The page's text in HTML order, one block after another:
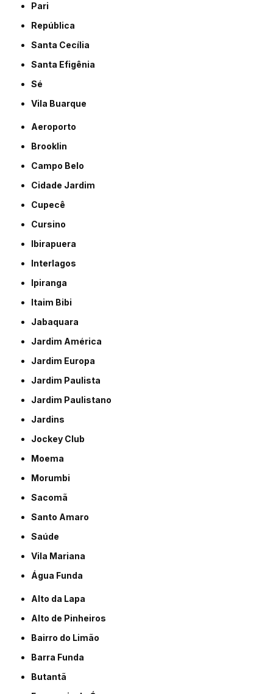
Pari
República
Santa Cecília
Santa Efigênia
Sé
Vila Buarque
Aeroporto
Brooklin
Campo Belo
Cidade Jardim
Cupecê
Cursino
Ibirapuera
Interlagos
Ipiranga
Itaim Bibi
Jabaquara
Jardim América
Jardim Europa
Jardim Paulista
Jardim Paulistano
Jardins
Jockey Club
Moema
Morumbi
Sacomã
Santo Amaro
Saúde
Vila Mariana
Água Funda
Alto da Lapa
Alto de Pinheiros
Bairro do Limão
Barra Funda
Butantã